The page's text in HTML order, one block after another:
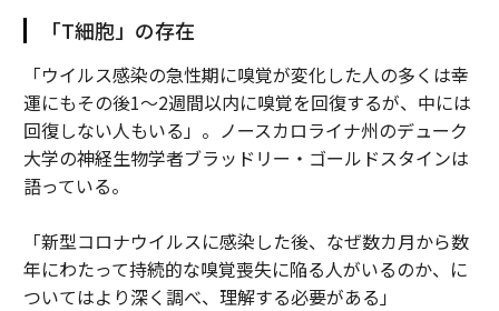
「T細胞」の存在
「ウイルス感染の急性期に嗅覚が変化した人の多くは幸
運にもその後1〜2週間以内に嗅覚を回復するが、中には
回復しない人もいる」。ノースカロライナ州のデューク
大学の神経生物学者ブラッドリー・ゴールドスタインは
語っている。
「新型コロナウイルスに感染した後、なぜ数カ月から数
年にわたって持続的な嗅覚喪失に陥る人がいるのか、に
ついてはより深く調べ、理解する必要がある」